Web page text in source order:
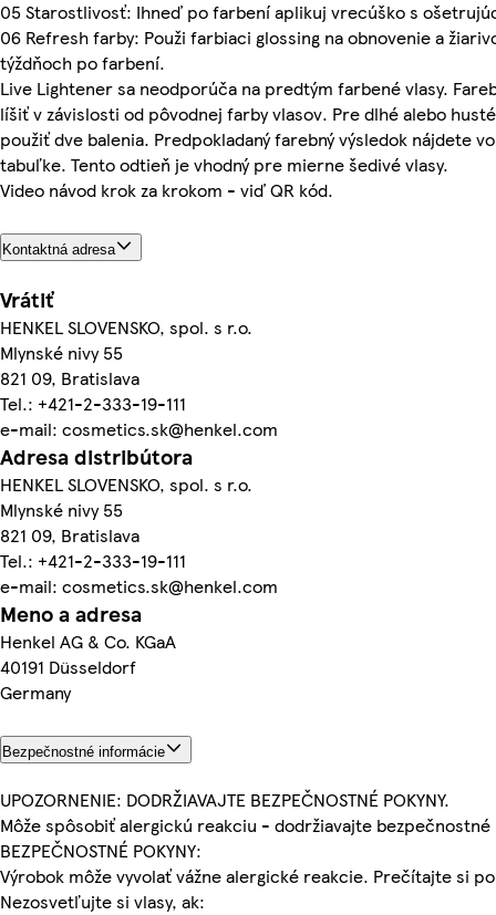
05 Starostlivosť: Ihneď po farbení aplikuj vrecúško s
06 Refresh farby: Použi farbiaci glossing na obnovenie a
týždňoch po farbení.
Live Lightener sa neodporúča na predtým farbené vlasy.
líšiť v závislosti od pôvodnej farby vlasov. Pre dlhé alebo
použiť dve balenia. Predpokladaný farebný výsledok nájdete
tabuľke. Tento odtieň je vhodný pre mierne šedivé vlasy.
Video návod krok za krokom - viď QR kód.
Kontaktná adresa
Vrátiť
HENKEL SLOVENSKO, spol. s r.o.
Mlynské nivy 55
821 09, Bratislava
Tel.: +421-2-333-19-111
e-mail: cosmetics.sk@henkel.com
Adresa distribútora
HENKEL SLOVENSKO, spol. s r.o.
Mlynské nivy 55
821 09, Bratislava
Tel.: +421-2-333-19-111
e-mail: cosmetics.sk@henkel.com
Meno a adresa
Henkel AG & Co. KGaA
40191 Düsseldorf
Germany
Bezpečnostné informácie
UPOZORNENIE: DODRŽIAVAJTE BEZPEČNOSTNÉ POKYNY.
Môže spôsobiť alergickú reakciu - dodržiavajte bezpečnostné
BEZPEČNOSTNÉ POKYNY:
Výrobok môže vyvolať vážne alergické reakcie. Prečítajte si
Nezosvetľujte si vlasy, ak: